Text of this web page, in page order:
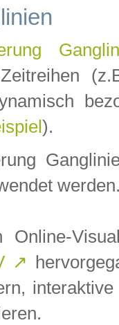
).
Online-
↗